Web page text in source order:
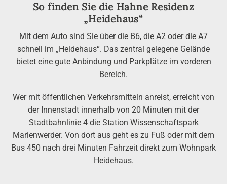
So finden Sie die Hahne Residenz
„Heidehaus“
Mit dem Auto sind Sie über die B6, die A2 oder die A7
schnell im „Heidehaus“. Das zentral gelegene Gelände
bietet eine gute Anbindung und Parkplätze im vorderen
Bereich.
Wer mit öffentlichen Verkehrsmitteln anreist, erreicht von
der Innenstadt innerhalb von 20 Minuten mit der
Stadtbahnlinie 4 die Station Wissenschaftspark
Marienwerder. Von dort aus geht es zu Fuß oder mit dem
Bus 450 nach drei Minuten Fahrzeit direkt zum Wohnpark
Heidehaus.